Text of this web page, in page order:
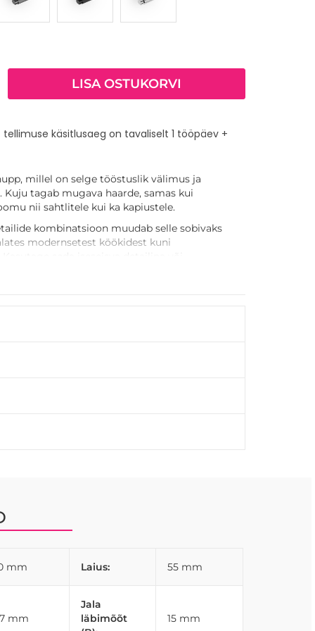
LISA OSTUKORVI
käsitlusaeg on tavaliselt 1 tööpäev +
millel on selge tööstuslik välimus ja
tagab mugava haarde, samas kui
nii sahtlitele kui ka kapiustele.
kombinatsioon muudab selle sobivaks
modernsetest köökidest kuni
mm Laius: 55 mm
mm
Jala
läbimõõt
15 mm